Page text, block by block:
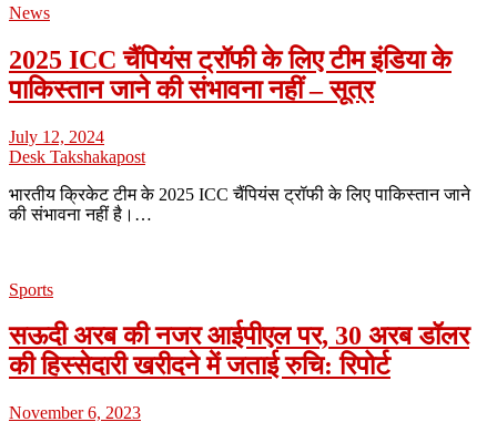
News
2025 ICC चैंपियंस ट्रॉफी के लिए टीम इंडिया के
पाकिस्तान जाने की संभावना नहीं – सूत्र
July 12, 2024
Desk Takshakapost
भारतीय क्रिकेट टीम के 2025 ICC चैंपियंस ट्रॉफी के लिए पाकिस्तान जाने
की संभावना नहीं है।…
Sports
सऊदी अरब की नजर आईपीएल पर, 30 अरब डॉलर
की हिस्सेदारी खरीदने में जताई रुचि: रिपोर्ट
November 6, 2023